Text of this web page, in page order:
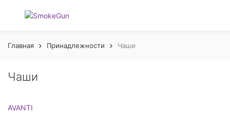
Главная Принадлежности Чаши
Чаши
AVANTI